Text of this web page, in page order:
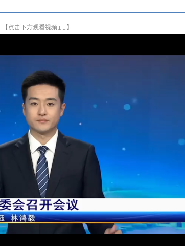
【点击下方观看视频↓↓】